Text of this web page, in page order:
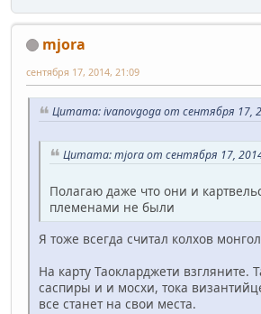
mjora
сентября 17, 2014, 21:09
Цитата: ivanovgoga от сентября 17,
Цитата: mjora от сентября 17,
Полагаю даже что они и
племенами не были
Я тоже всегда считал колхов
На карту Таокларджети взгляните.
саспиры и и мосхи, тока
все станет на свои места.